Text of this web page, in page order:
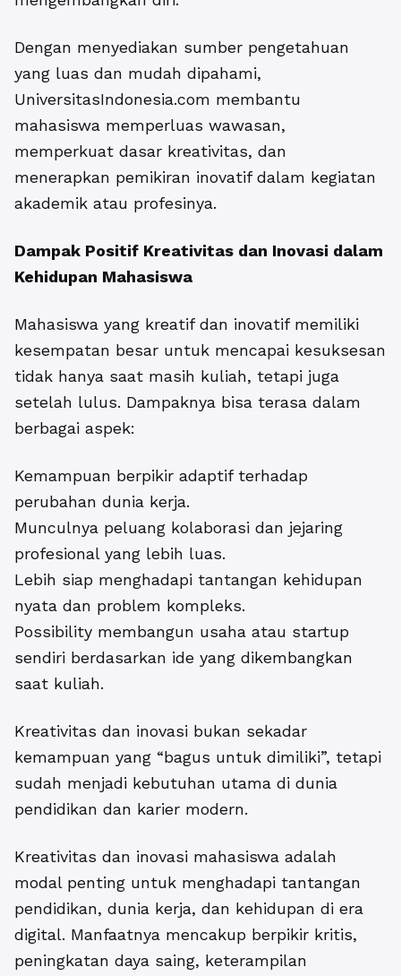
Dengan menyediakan sumber pengetahuan
yang luas dan mudah dipahami,
UniversitasIndonesia.com membantu
mahasiswa memperluas wawasan,
memperkuat dasar kreativitas, dan
menerapkan pemikiran inovatif dalam kegiatan
akademik atau profesinya.
Dampak Positif Kreativitas dan Inovasi dalam
Kehidupan Mahasiswa
Mahasiswa yang kreatif dan inovatif memiliki
kesempatan besar untuk mencapai kesuksesan
tidak hanya saat masih kuliah, tetapi juga
setelah lulus. Dampaknya bisa terasa dalam
berbagai aspek:
Kemampuan berpikir adaptif terhadap
perubahan dunia kerja.
Munculnya peluang kolaborasi dan jejaring
profesional yang lebih luas.
Lebih siap menghadapi tantangan kehidupan
nyata dan problem kompleks.
Possibility membangun usaha atau startup
sendiri berdasarkan ide yang dikembangkan
saat kuliah.
Kreativitas dan inovasi bukan sekadar
kemampuan yang “bagus untuk dimiliki”, tetapi
sudah menjadi kebutuhan utama di dunia
pendidikan dan karier modern.
Kreativitas dan inovasi mahasiswa adalah
modal penting untuk menghadapi tantangan
pendidikan, dunia kerja, dan kehidupan di era
digital. Manfaatnya mencakup berpikir kritis,
peningkatan daya saing, keterampilan